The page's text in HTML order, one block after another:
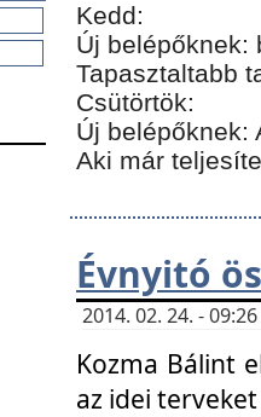
Kedd:
Új belépőknek:
Tapasztaltabb
Csütörtök:
Új belépőknek:
Aki már
Évnyitó
2014. 02. 24. -
Kozma Bálint
az idei